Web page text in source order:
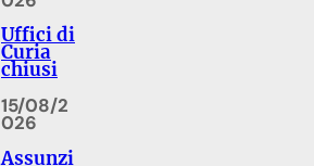
Uffici di
Curia
chiusi
15/08/2
026
Assunzi